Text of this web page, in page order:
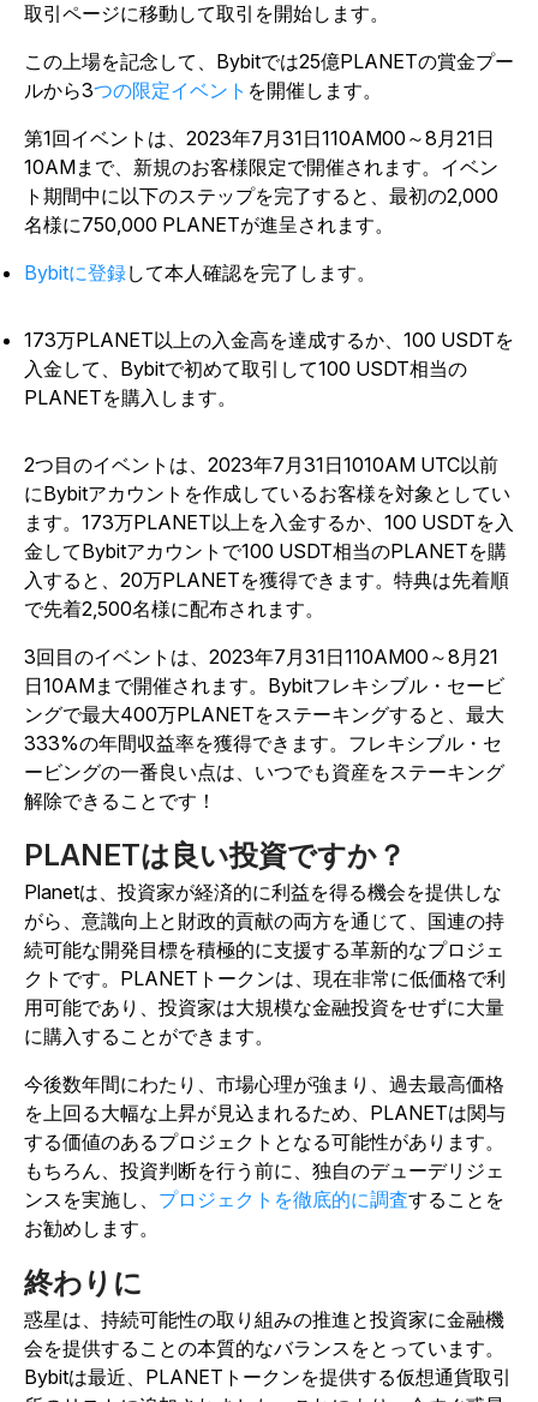
取引ページに移動して取引を開始します。
この上場を記念して、Bybitでは25億PLANETの賞金プー
ルから3つの限定イベント を開催します。
第1回イベントは、2023年7月31日110AM00～8月21日
10AMまで、新規のお客様限定で開催されます。イベン
ト期間中に以下のステップを完了すると、最初の2,000
名様に750,000 PLANETが進呈されます。
Bybitに登録して本人確認を完了します。
173万PLANET以上の入金高を達成するか、100 USDTを
入金して、Bybitで初めて取引して100 USDT相当の
PLANETを購入します。
2つ目のイベントは、2023年7月31日1010AM UTC以前
にBybitアカウントを作成しているお客様を対象としてい
ます。173万PLANET以上を入金するか、100 USDTを入
金してBybitアカウントで100 USDT相当のPLANETを購
入すると、20万PLANETを獲得できます。特典は先着順
で先着2,500名様に配布されます。
3回目のイベントは、2023年7月31日110AM00～8月21
日10AMまで開催されます。Bybitフレキシブル・セービ
ングで最大400万PLANETをステーキングすると、最大
333%の年間収益率を獲得できます。フレキシブル・セ
ービングの一番良い点は、いつでも資産をステーキング
解除できることです！
PLANETは良い投資ですか？
Planetは、投資家が経済的に利益を得る機会を提供しな
がら、意識向上と財政的貢献の両方を通じて、国連の持
続可能な開発目標を積極的に支援する革新的なプロジェ
クトです。PLANETトークンは、現在非常に低価格で利
用可能であり、投資家は大規模な金融投資をせずに大量
に購入することができます。
今後数年間にわたり、市場心理が強まり、過去最高価格
を上回る大幅な上昇が見込まれるため、PLANETは関与
する価値のあるプロジェクトとなる可能性があります。
もちろん、投資判断を行う前に、独自のデューデリジェ
ンスを実施し、 プロジェクトを徹底的に調査することを
お勧めします。
終わりに
惑星は、持続可能性の取り組みの推進と投資家に金融機
会を提供することの本質的なバランスをとっています。
Bybitは最近、PLANETトークンを提供する仮想通貨取引